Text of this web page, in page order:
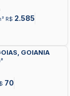
R$ 2.585
GOIANIA
70